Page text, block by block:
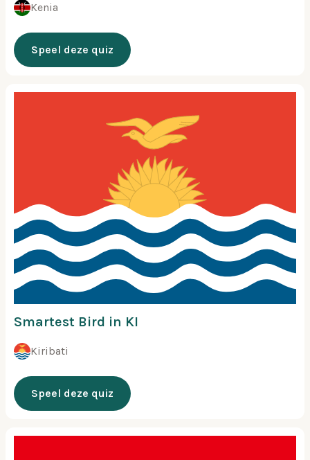
Kenia
Speel deze quiz
Smartest Bird in KI
Kiribati
Speel deze quiz